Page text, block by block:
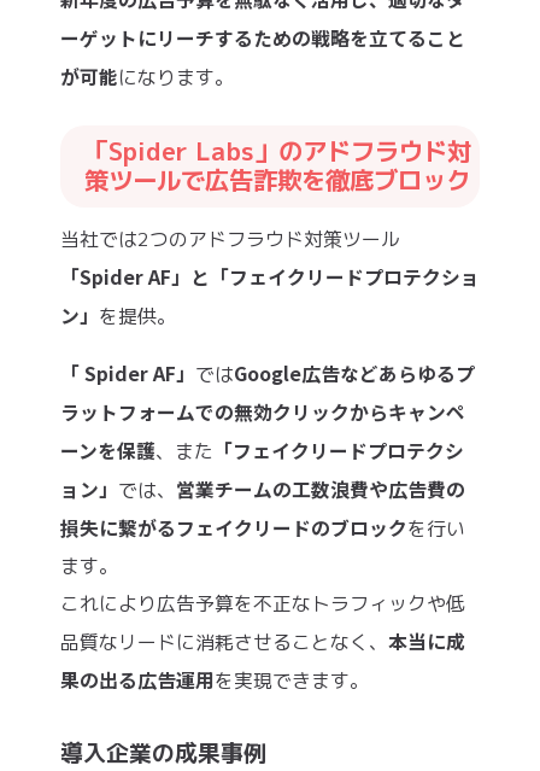
ーゲットにリーチするための戦略を立てること
が可能になります。
「Spider Labs」のアドフラウド対
策ツールで広告詐欺を徹底ブロック
当社では2つのアドフラウド対策ツール
「Spider AF」と「フェイクリードプロテクショ
ン」 を提供。
「 Spider AF」 ではGoogle広告などあらゆるプ
ラットフォームでの無効クリックからキャンペ
ーンを保護、また 「フェイクリードプロテクシ
ョン」 では、 営業チームの工数浪費や広告費の
損失に繋がるフェイクリードのブロックを行い
ます。
これにより広告予算を不正なトラフィックや低
品質なリードに消耗させることなく、 本当に成
果の出る広告運用を実現できます。
導入企業の成果事例